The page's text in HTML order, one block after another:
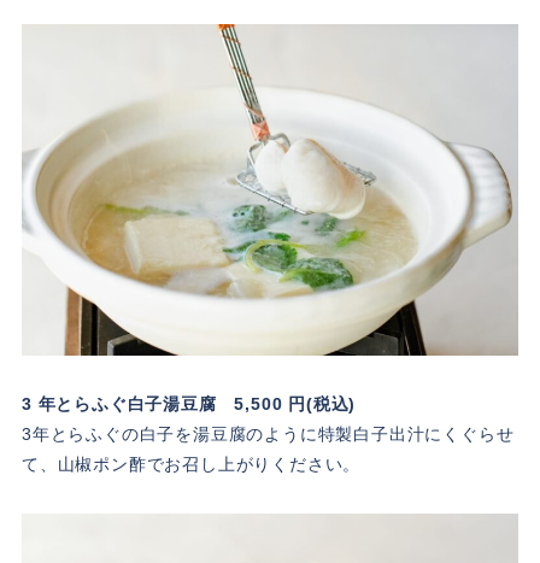
3 年とらふぐ白子湯豆腐 5,500 円(税込)
3年とらふぐの白子を湯豆腐のように特製白子出汁にくぐらせ
て、山椒ポン酢でお召し上がりください。